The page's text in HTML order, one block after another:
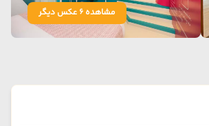
مشاهده 6 عکس دیگر